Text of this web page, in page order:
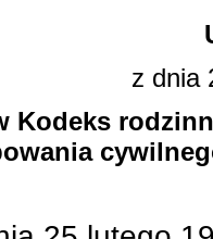
z dnia
Kodeks